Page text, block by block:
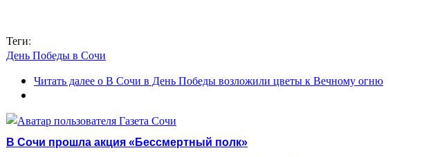
Теги:
День Победы в Сочи
Читать далеео В Сочи в День Победы возложили цветы к Вечному огню
В Сочи прошла акция «Бессмертный полк»